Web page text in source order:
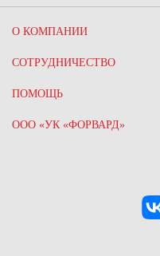
О КОМПАНИИ
СОТРУДНИЧЕСТВО
ПОМОЩЬ
ООО «УК «ФОРВАРД»